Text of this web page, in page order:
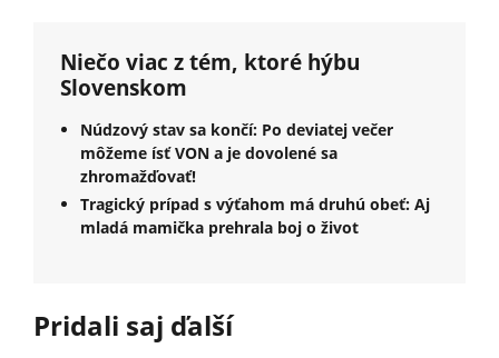
Niečo viac z tém, ktoré hýbu
Slovenskom
Núdzový stav sa končí: Po deviatej večer
môžeme ísť VON a je dovolené sa
zhromažďovať!
Tragický prípad s výťahom má druhú obeť: Aj
mladá mamička prehrala boj o život
Pridali saj ďalší